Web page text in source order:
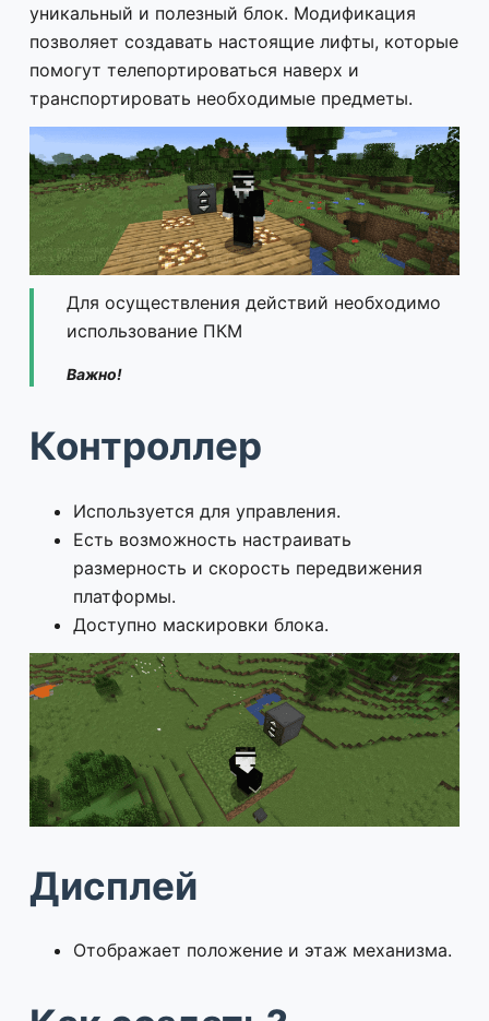
уникальный и полезный блок. Модификация
позволяет создавать настоящие лифты, которые
помогут телепортироваться наверх и
транспортировать необходимые предметы.
Для осуществления действий необходимо
использование ПКМ
Важно!
Контроллер
Используется для управления.
Есть возможность настраивать
размерность и скорость передвижения
платформы.
Доступно маскировки блока.
Дисплей
Отображает положение и этаж механизма.